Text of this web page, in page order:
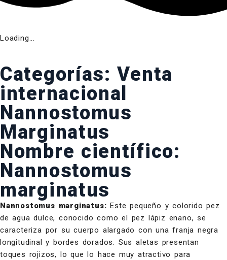
Loading...
Categorías:Venta
internacional
Nannostomus
Marginatus
Nombre científico:
Nannostomus
marginatus
Nannostomus marginatus: Este pequeño y colorido pez
de agua dulce, conocido como el pez lápiz enano, se
caracteriza por su cuerpo alargado con una franja negra
longitudinal y bordes dorados. Sus aletas presentan
toques rojizos, lo que lo hace muy atractivo para